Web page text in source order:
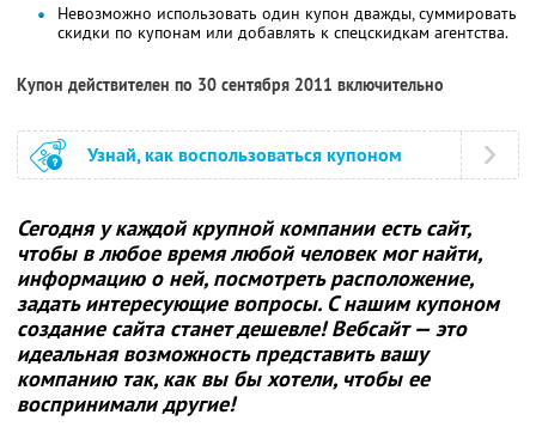
Невозможно использовать один купон дважды, суммировать
скидки по купонам или добавлять к спецскидкам агентства.
Купон действителен по 30 сентября 2011 включительно
Узнай, как воспользоваться купоном
Сегодня у каждой крупной компании есть сайт,
чтобы в любое время любой человек мог найти,
информацию о ней, посмотреть расположение,
задать интересующие вопросы. С нашим купоном
создание сайта станет дешевле! Вебсайт — это
идеальная возможность представить вашу
компанию так, как вы бы хотели, чтобы ее
воспринимали другие!